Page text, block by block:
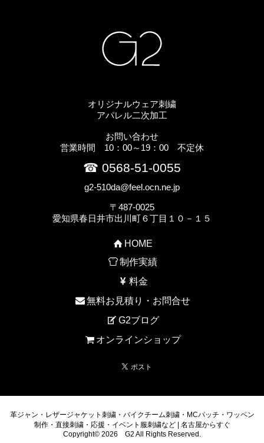
オリジナルウェア刺繍
アパレル二次加工
お問い合わせ
営業時間 10：00～19：00 不定休
☎ 0568-51-0055
g2-510da@feel.ocn.ne.jp
〒487-0025
愛知県春日井市出川町６丁目１０－１５
HOME
制作実績
料金
無料お見積り・お問合せ
G2ブログ
オンラインショップ
革ジャン・レザージャケット刺繍・バイクチーム刺繍・MCパッチ・ワッペン
制作・直接刺繍・応援・イベント服刺繍など | 名古屋からすぐ
Copyright© 2026 G2 All Rights Reserved.